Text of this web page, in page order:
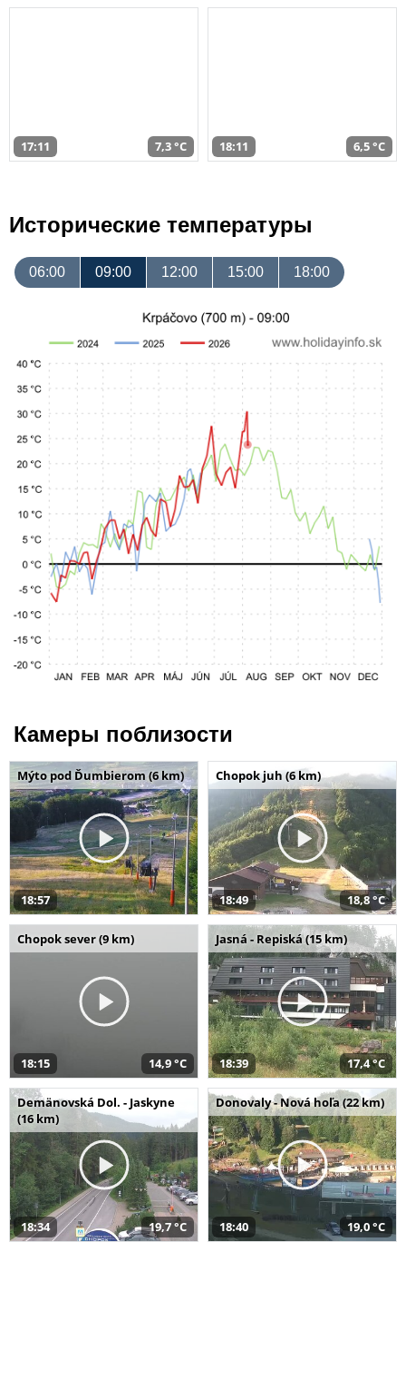
17:11 7,3 °C 18:11 6,5 °C
Исторические температуры
06:00 09:00 12:00 15:00 18:00
Камеры поблизости
Mýto pod Ďumbierom (6 km)
18:57
Chopok juh (6 km)
18:49 18,8 °C
Chopok sever (9 km)
18:15 14,9 °C
Jasná - Repiská (15 km)
18:39 17,4 °C
Demänovská Dol. - Jaskyne
(16 km)
18:34 19,7 °C
Donovaly - Nová hoľa (22 km)
18:40 19,0 °C